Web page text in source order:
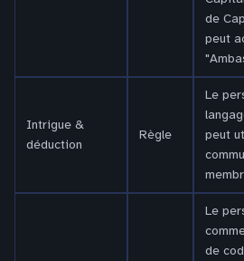
de
peut
Intrigue &
déduction
Règle
Le
peut
Le
de